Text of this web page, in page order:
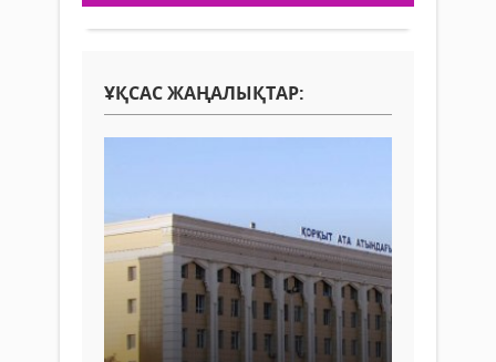
ҰҚСАС ЖАҢАЛЫҚТАР: